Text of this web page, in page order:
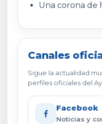
Una corona de
Canales
Sigue la actualidad
perfiles oficiales del
Facebook
Noticias y